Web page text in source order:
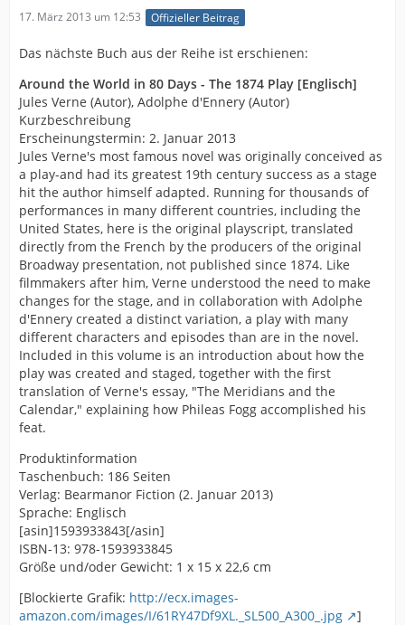
17. März 2013 um 12:53 Offizieller Beitrag
Das nächste Buch aus der Reihe ist erschienen:
Around the World in 80 Days - The 1874 Play [Englisch]
Jules Verne (Autor), Adolphe d'Ennery (Autor)
Kurzbeschreibung
Erscheinungstermin: 2. Januar 2013
Jules Verne's most famous novel was originally conceived as
a play-and had its greatest 19th century success as a stage
hit the author himself adapted. Running for thousands of
performances in many different countries, including the
United States, here is the original playscript, translated
directly from the French by the producers of the original
Broadway presentation, not published since 1874. Like
filmmakers after him, Verne understood the need to make
changes for the stage, and in collaboration with Adolphe
d'Ennery created a distinct variation, a play with many
different characters and episodes than are in the novel.
Included in this volume is an introduction about how the
play was created and staged, together with the first
translation of Verne's essay, "The Meridians and the
Calendar," explaining how Phileas Fogg accomplished his
feat.
Produktinformation
Taschenbuch: 186 Seiten
Verlag: Bearmanor Fiction (2. Januar 2013)
Sprache: Englisch
[asin]1593933843[/asin]
ISBN-13: 978-1593933845
Größe und/oder Gewicht: 1 x 15 x 22,6 cm
[Blockierte Grafik: http://ecx.images-
amazon.com/images/I/61RY47Df9XL._SL500_A300_.jpg
]